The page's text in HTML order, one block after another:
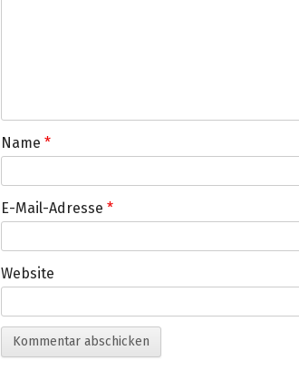
Name *
E-Mail-Adresse *
Website